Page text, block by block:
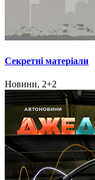
Секретні матеріали
Новини, 2+2